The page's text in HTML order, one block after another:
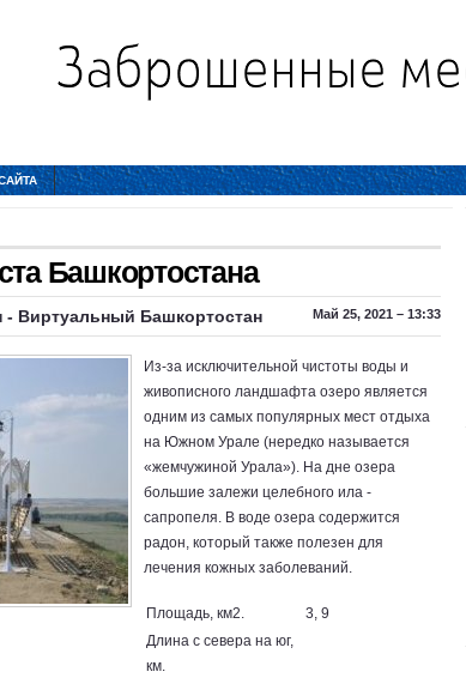
Башкортостана
Виртуальный Башкортостан Май 25, 2021 – 13:33
Из-за исключительной чистоты воды и
живописного ландшафта озеро является
одним из самых популярных мест отдыха
на Южном Урале (нередко называется
«жемчужиной Урала»). На дне озера
большие залежи целебного ила -
сапропеля. В воде озера содержится
радон, который также полезен для
лечения кожных заболеваний.
Площадь, км2.
3, 9
Длина с севера на юг,
км.